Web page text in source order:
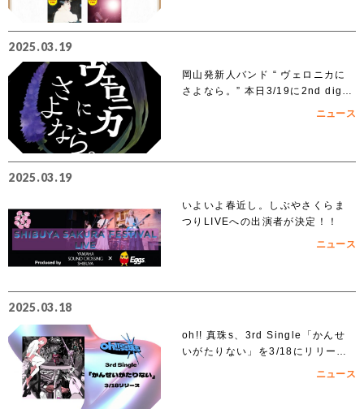
2025.03.19
岡山発新人バンド “ ヴェロニカに
さよなら。” 本日3/19に2nd digit
ニュース
2025.03.19
いよいよ春近し。しぶやさくらま
つりLIVEへの出演者が決定！！
ニュース
2025.03.18
oh!! 真珠s、3rd Single「かんせ
いがたりない」を3/18にリリー
ニュース